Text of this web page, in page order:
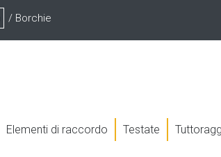
/ Borchie
Elementi di raccordo Testate